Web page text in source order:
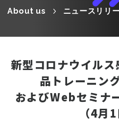
About us ニュースリリ
新型コロナウイル
品トレーニン
およびWebセミナ
（4月1